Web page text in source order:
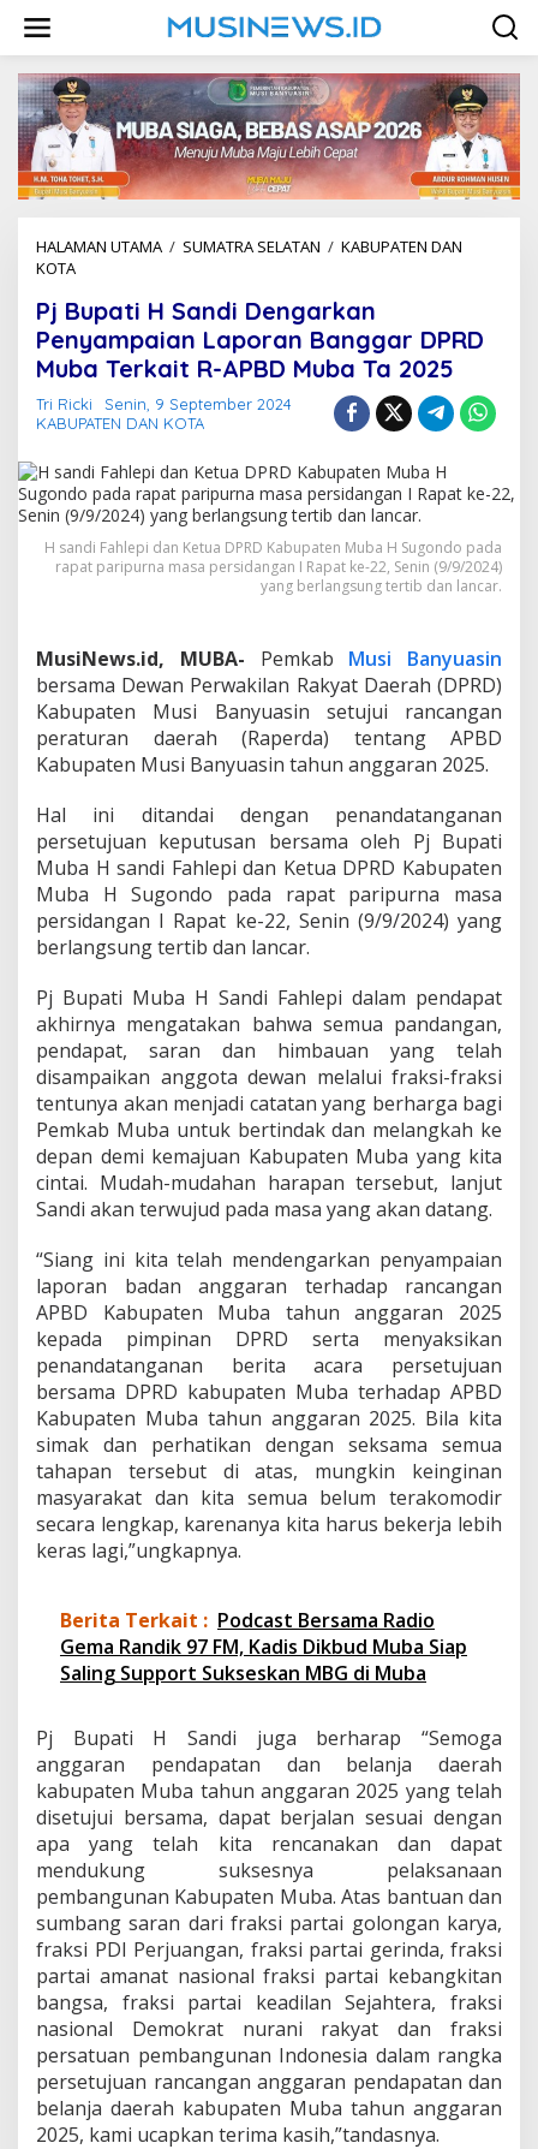
w
HALAMAN UTAMA / SUMATRA SELATAN / KABUPATEN DAN
KOTA
B
u
p
a
t
i
a
n
d
i
D
a
r
a
n
P
a
m
p
a
a
L
a
p
r
a
n
B
a
n
g
a
r
D
R
D
M
u
b
a
T
e
r
k
R
-
A
D
M
u
b
a
a
2
0
2
5
Pj Bupati H Sandi Dengarkan
Penyampaian Laporan Banggar DPRD
Muba Terkait R-APBD Muba Ta 2025
Tri Ricki
Senin, 9 September 2024
KABUPATEN DAN KOTA
H sandi Fahlepi dan Ketua DPRD Kabupaten Muba H Sugondo pada
rapat paripurna masa persidangan I Rapat ke-22, Senin (9/9/2024)
yang berlangsung tertib dan lancar.
MusiNews.id, MUBA- Pemkab Musi Banyuasin
bersama Dewan Perwakilan Rakyat Daerah (DPRD)
Kabupaten Musi Banyuasin setujui rancangan
peraturan daerah (Raperda) tentang APBD
Kabupaten Musi Banyuasin tahun anggaran 2025.
Hal ini ditandai dengan penandatanganan
persetujuan keputusan bersama oleh Pj Bupati
Muba H sandi Fahlepi dan Ketua DPRD Kabupaten
Muba H Sugondo pada rapat paripurna masa
persidangan I Rapat ke-22, Senin (9/9/2024) yang
berlangsung tertib dan lancar.
Pj Bupati Muba H Sandi Fahlepi dalam pendapat
akhirnya mengatakan bahwa semua pandangan,
pendapat, saran dan himbauan yang telah
disampaikan anggota dewan melalui fraksi-fraksi
tentunya akan menjadi catatan yang berharga bagi
Pemkab Muba untuk bertindak dan melangkah ke
depan demi kemajuan Kabupaten Muba yang kita
cintai. Mudah-mudahan harapan tersebut, lanjut
Sandi akan terwujud pada masa yang akan datang.
“Siang ini kita telah mendengarkan penyampaian
laporan badan anggaran terhadap rancangan
APBD Kabupaten Muba tahun anggaran 2025
kepada pimpinan DPRD serta menyaksikan
penandatanganan berita acara persetujuan
bersama DPRD kabupaten Muba terhadap APBD
Kabupaten Muba tahun anggaran 2025. Bila kita
simak dan perhatikan dengan seksama semua
tahapan tersebut di atas, mungkin keinginan
masyarakat dan kita semua belum terakomodir
secara lengkap, karenanya kita harus bekerja lebih
keras lagi,”ungkapnya.
Berita Terkait : Podcast Bersama Radio
Gema Randik 97 FM, Kadis Dikbud Muba Siap
Saling Support Sukseskan MBG di Muba
Pj Bupati H Sandi juga berharap “Semoga
anggaran pendapatan dan belanja daerah
kabupaten Muba tahun anggaran 2025 yang telah
disetujui bersama, dapat berjalan sesuai dengan
apa yang telah kita rencanakan dan dapat
mendukung suksesnya pelaksanaan
pembangunan Kabupaten Muba. Atas bantuan dan
sumbang saran dari fraksi partai golongan karya,
fraksi PDI Perjuangan, fraksi partai gerinda, fraksi
partai amanat nasional fraksi partai kebangkitan
bangsa, fraksi partai keadilan Sejahtera, fraksi
nasional Demokrat nurani rakyat dan fraksi
persatuan pembangunan Indonesia dalam rangka
persetujuan rancangan anggaran pendapatan dan
belanja daerah kabupaten Muba tahun anggaran
2025, kami ucapkan terima kasih,”tandasnya.